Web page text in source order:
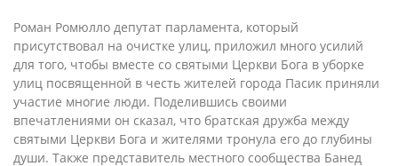
Роман Ромюлло депутат парламента, который
присутствовал на очистке улиц, приложил много усилий
для того, чтобы вместе со святыми Церкви Бога в уборке
улиц посвященной в честь жителей города Пасик приняли
участие многие люди. Поделившись своими
впечатлениями он сказал, что братская дружба между
святыми Церкви Бога и жителями тронула его до глубины
души. Также представитель местного сообщества Банед